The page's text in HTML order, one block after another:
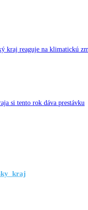
kraj reaguje na klimatickú
si tento rok dáva prestávku